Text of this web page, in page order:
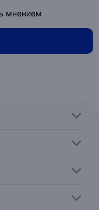
мнением